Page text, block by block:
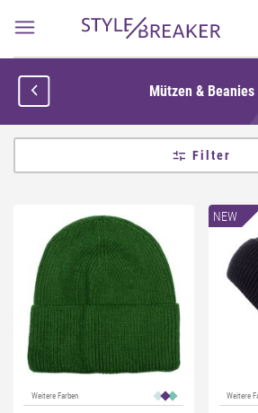
Mützen & Beanies
Filter
Weitere Farben
NEW
Weitere